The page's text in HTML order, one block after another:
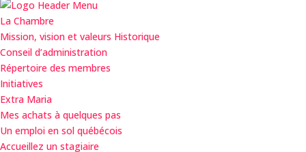
La Chambre
Mission, vision et valeurs Historique
Conseil d’administration
Répertoire des membres
Initiatives
Extra Maria
Mes achats à quelques pas
Un emploi en sol québécois
Accueillez un stagiaire